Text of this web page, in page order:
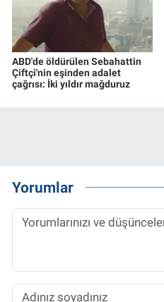
ABD'de öldürülen Sebahattin
Çiftçi'nin eşinden adalet
çağrısı: İki yıldır mağduruz
Yorumlar